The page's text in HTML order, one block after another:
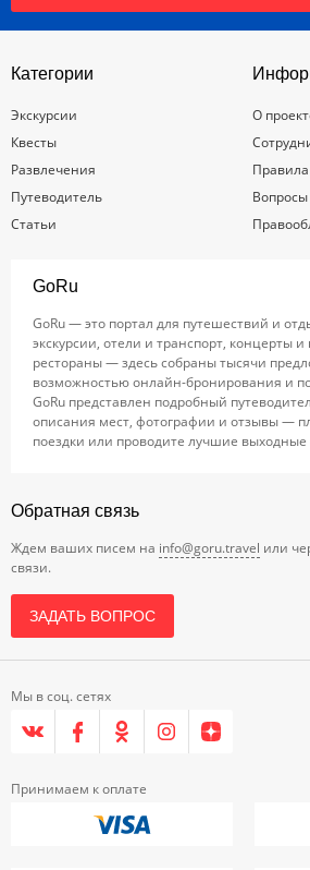
Категории
Экскурсии
Квесты
Развлечения
Путеводитель
Статьи
О
GoRu
GoRu — это портал для путешествий и
экскурсии, отели и транспорт, концерты и
рестораны — здесь собраны тысячи
возможностью онлайн-бронирования и
GoRu представлен подробный
описания мест, фотографии и отзывы —
поездки или проводите лучшие
Обратная связь
Ждем ваших писем на info@goru.travel или
связи.
ЗАДАТЬ ВОПРОС
Мы в соц. сетях
Принимаем к оплате